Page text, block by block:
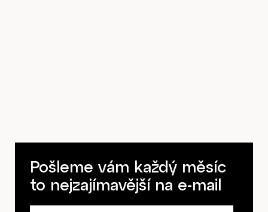
Pošleme vám každý měsíc
to nejzajímavější na e-mail